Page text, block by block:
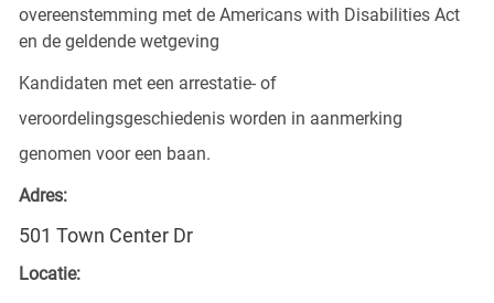
overeenstemming met de Americans with Disabilities Act
en de geldende wetgeving
Kandidaten met een arrestatie- of
veroordelingsgeschiedenis worden in aanmerking
genomen voor een baan.
Adres:
501 Town Center Dr
Locatie: